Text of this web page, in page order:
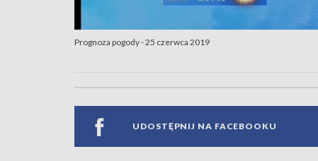
Prognoza pogody - 25 czerwca 2019
UDOSTĘPNIJ NA FACEBOOKU